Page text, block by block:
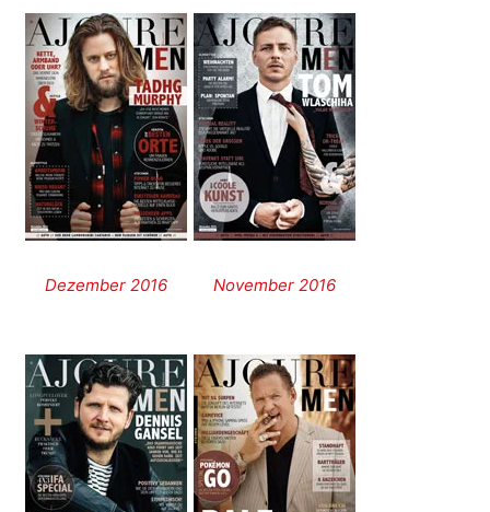
Dezember 2016 November 2016